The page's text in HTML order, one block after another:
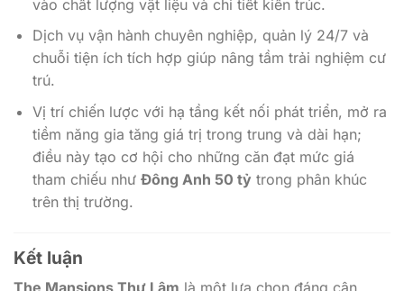
chuỗi tiện ích tích hợp giúp nâng tầm trải nghiệm cư
trú.
Vị trí chiến lược với hạ tầng kết nối phát triển, mở ra
tiềm năng gia tăng giá trị trong trung và dài hạn;
điều này tạo cơ hội cho những căn đạt mức giá
tham chiếu nhưĐông Anh 50 tỷtrong phân khúc
trên thị trường.
Kết luận
nhắc đối với những ai tìm kiếm không gian sống cao
cấp, an toàn và có giá trị đầu tư bền vững. Với quy mô